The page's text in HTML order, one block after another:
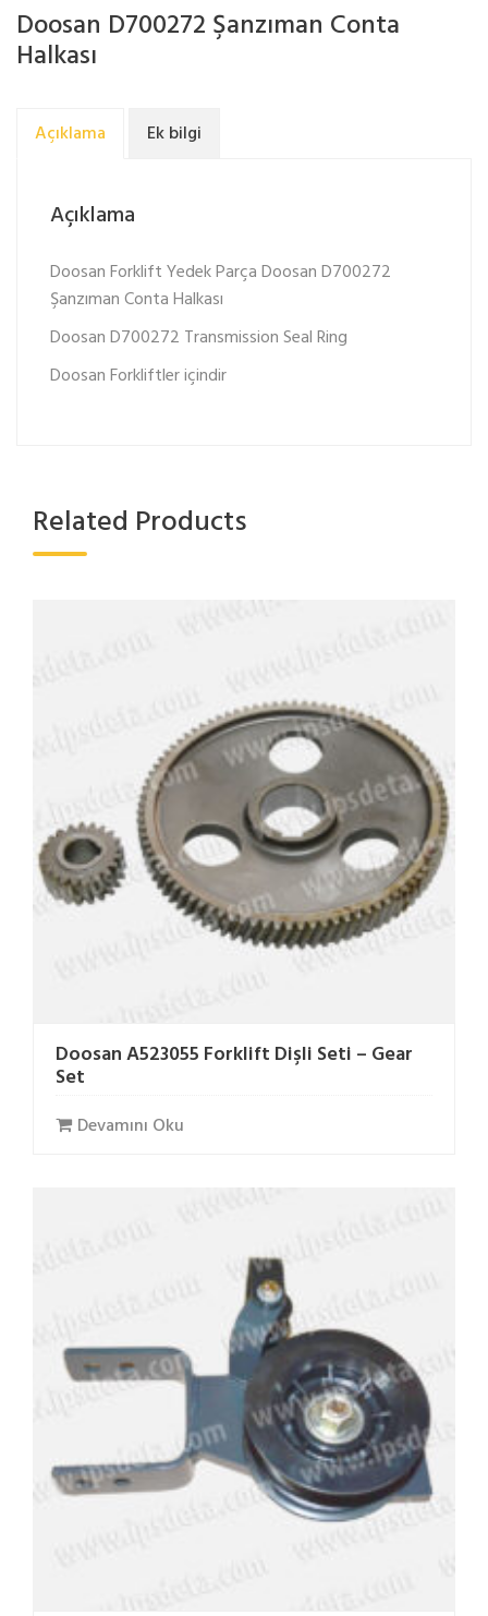
Doosan D700272 Şanzıman Conta
Halkası
Açıklama Ek bilgi
Açıklama
Doosan Forklift Yedek Parça Doosan D700272
Şanzıman Conta Halkası
Doosan D700272 Transmission Seal Ring
Doosan Forkliftler içindir
Related Products
Doosan A523055 Forklift Dişli Seti – Gear
Set
Devamını Oku